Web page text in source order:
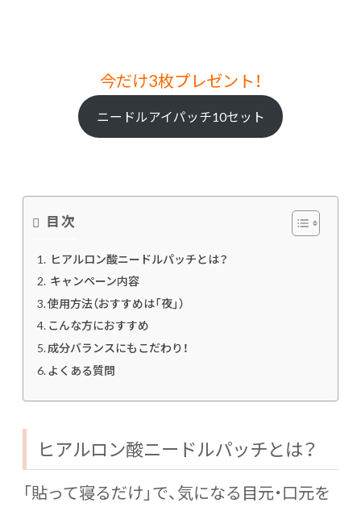
今だけ3枚プレゼント！
ニードルアイパッチ10セット
目次
ヒアルロン酸ニードルパッチとは？
キャンペーン内容
使用方法（おすすめは「夜」）
こんな方におすすめ
成分バランスにもこだわり！
よくある質問
ヒアルロン酸ニードルパッチとは？
「貼って寝るだけ」で、気になる目元・口元を